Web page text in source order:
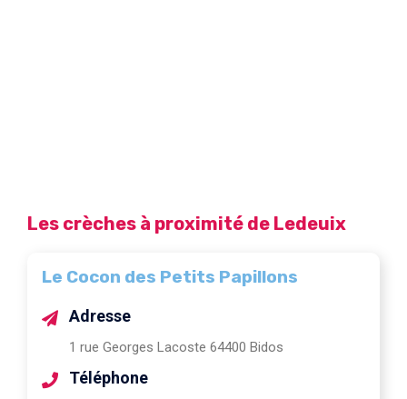
Les crèches à proximité de Ledeuix
Le Cocon des Petits Papillons
Adresse
1 rue Georges Lacoste 64400 Bidos
Téléphone